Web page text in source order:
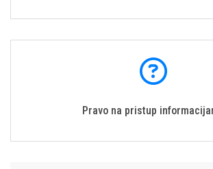
Pravo na pristup